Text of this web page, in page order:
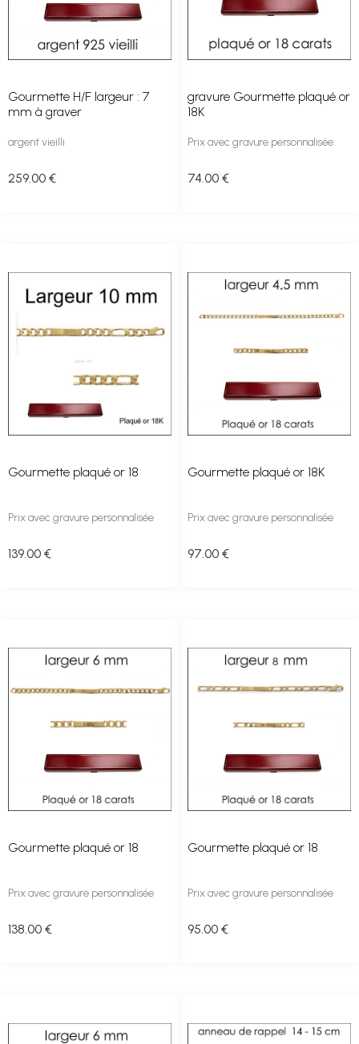
Gourmette H/F largeur : 7
mm à graver
argent vieilli
259.00 €
gravure Gourmette plaqué or
18K
Prix avec gravure personnalisée
74 .00 €
Gourmette plaqué or 18
Prix avec gravure personnalisée
139.00 €
Gourmette plaqué or 18K
Prix avec gravure personnalisée
97 .00 €
Gourmette plaqué or 18
Prix avec gravure personnalisée
138 .00 €
Gourmette plaqué or 18
Prix avec gravure personnalisée
95 .00 €